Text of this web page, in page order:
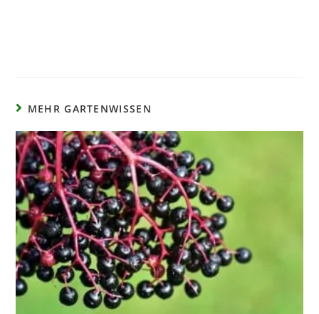
MEHR GARTENWISSEN